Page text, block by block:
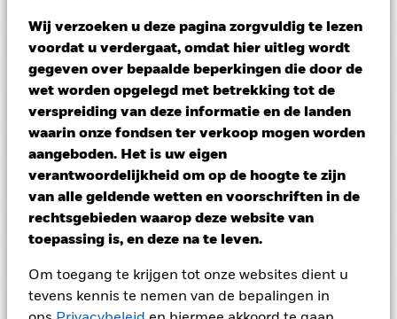
Wij verzoeken u deze pagina zorgvuldig te lezen
voordat u verdergaat, omdat hier uitleg wordt
gegeven over bepaalde beperkingen die door de
wet worden opgelegd met betrekking tot de
verspreiding van deze informatie en de landen
waarin onze fondsen ter verkoop mogen worden
aangeboden. Het is uw eigen
verantwoordelijkheid om op de hoogte te zijn
van alle geldende wetten en voorschriften in de
rechtsgebieden waarop deze website van
toepassing is, en deze na te leven.
Om toegang te krijgen tot onze websites dient u
tevens kennis te nemen van de bepalingen in
Performance
Grafiek
Uitkeringen
Totale uitkering
Vastrentende effecten met een rating lager dan
beleggingskwaliteit zijn gevoeliger voor veranderingen in
rentetarieven en brengen een groter 'kredietrisico' met zich
mee dan vastrentende effecten met een hogere rating.
asset backed securities (ABS) en mortgage backed securities
(MBS) gelden dezelfde risico's als voor vastrentende effecten.
Dergelijke beleggingsinstrumenten zijn onderhevig aan een
liquiditeitsrisico, maken vaak gebruik van leningen en geven
misschien niet de totale waarde van de onderliggende activa
weer.Derivaten zijn zeer gevoelig voor veranderingen in de
waarde van de activa waarop ze gebaseerd zijn en kunnen
schommelingen in de waarde van het Fonds. De invloed op
het Fonds kan groter zijn wanneer op een uitvoerige of
Kerngegevens
Fondsomvang
per 05/aug/2026
Introductie fonds 31/jan/2007
Basisvaluta
(USD Hedged) (USD)
Aankoopkosten (maximaal)
Portefeuille kenmerken
Aantal posities
per 30/jun/2026
4.168
Standaarddeviatie (3j)
per 30/jun/2026
Posities
per 30/jun/2026
Naam Weging (%)
UMBS 30YR TBA(REG A)
Portefeuilleverdeling
per 30/jun/2026
Noteringen en classificatie
Fondsbeheerders